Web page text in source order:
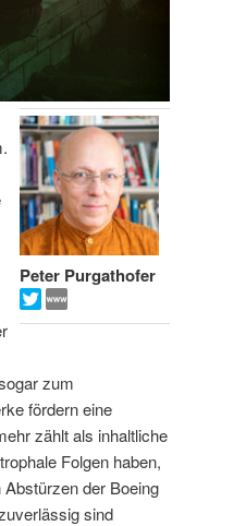
Peter Purgathofer
zum
fördern eine
zählt als inhaltliche
Folgen haben,
der Boeing
sind